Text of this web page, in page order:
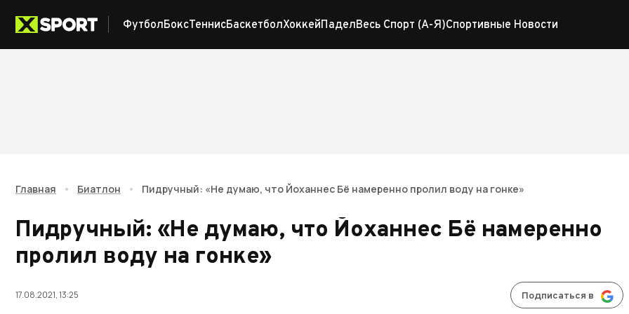
ФутболБоксТеннисБаскетболХоккейПаделВесь Спорт (А-Я)Спортивные Новости
Главная • Биатлон • Пидручный: «Не думаю, что Йоханнес Бё намеренно пролил воду на гонке»
Пидручный: «Не думаю, что Йоханнес Бё намеренно
пролил воду на гонке»
17.08.2021, 13:25 Подписаться в